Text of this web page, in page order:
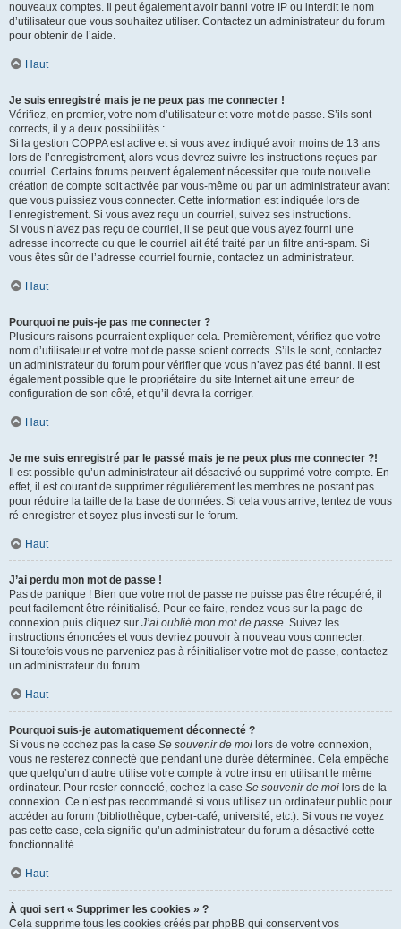
nouveaux comptes. Il peut également avoir banni votre IP ou interdit le nom
d’utilisateur que vous souhaitez utiliser. Contactez un administrateur du forum
pour obtenir de l’aide.
Haut
Je suis enregistré mais je ne peux pas me connecter !
Vérifiez, en premier, votre nom d’utilisateur et votre mot de passe. S’ils sont
corrects, il y a deux possibilités :
Si la gestion COPPA est active et si vous avez indiqué avoir moins de 13 ans
lors de l’enregistrement, alors vous devrez suivre les instructions reçues par
courriel. Certains forums peuvent également nécessiter que toute nouvelle
création de compte soit activée par vous-même ou par un administrateur avant
que vous puissiez vous connecter. Cette information est indiquée lors de
l’enregistrement. Si vous avez reçu un courriel, suivez ses instructions.
Si vous n’avez pas reçu de courriel, il se peut que vous ayez fourni une
adresse incorrecte ou que le courriel ait été traité par un filtre anti-spam. Si
vous êtes sûr de l’adresse courriel fournie, contactez un administrateur.
Haut
Pourquoi ne puis-je pas me connecter ?
Plusieurs raisons pourraient expliquer cela. Premièrement, vérifiez que votre
nom d’utilisateur et votre mot de passe soient corrects. S’ils le sont, contactez
un administrateur du forum pour vérifier que vous n’avez pas été banni. Il est
également possible que le propriétaire du site Internet ait une erreur de
configuration de son côté, et qu’il devra la corriger.
Haut
Je me suis enregistré par le passé mais je ne peux plus me connecter ?!
Il est possible qu’un administrateur ait désactivé ou supprimé votre compte. En
effet, il est courant de supprimer régulièrement les membres ne postant pas
pour réduire la taille de la base de données. Si cela vous arrive, tentez de vous
ré-enregistrer et soyez plus investi sur le forum.
Haut
J’ai perdu mon mot de passe !
Pas de panique ! Bien que votre mot de passe ne puisse pas être récupéré, il
peut facilement être réinitialisé. Pour ce faire, rendez vous sur la page de
connexion puis cliquez sur J’ai oublié mon mot de passe. Suivez les
instructions énoncées et vous devriez pouvoir à nouveau vous connecter.
Si toutefois vous ne parveniez pas à réinitialiser votre mot de passe, contactez
un administrateur du forum.
Haut
Pourquoi suis-je automatiquement déconnecté ?
Si vous ne cochez pas la case Se souvenir de moi lors de votre connexion,
vous ne resterez connecté que pendant une durée déterminée. Cela empêche
que quelqu’un d’autre utilise votre compte à votre insu en utilisant le même
ordinateur. Pour rester connecté, cochez la case Se souvenir de moi lors de la
connexion. Ce n’est pas recommandé si vous utilisez un ordinateur public pour
accéder au forum (bibliothèque, cyber-café, université, etc.). Si vous ne voyez
pas cette case, cela signifie qu’un administrateur du forum a désactivé cette
fonctionnalité.
Haut
À quoi sert « Supprimer les cookies » ?
Cela supprime tous les cookies créés par phpBB qui conservent vos